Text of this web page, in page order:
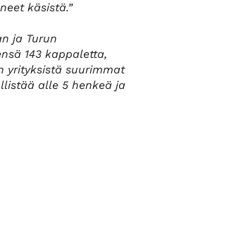
käsistä.”
ja Turun
143 kappaletta,
yrityksistä suurimmat
alle 5 henkeä ja